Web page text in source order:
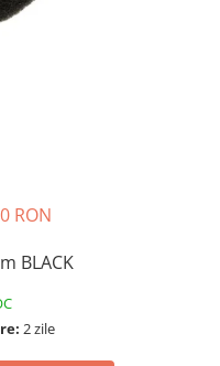
RON
BLACK
2 zile